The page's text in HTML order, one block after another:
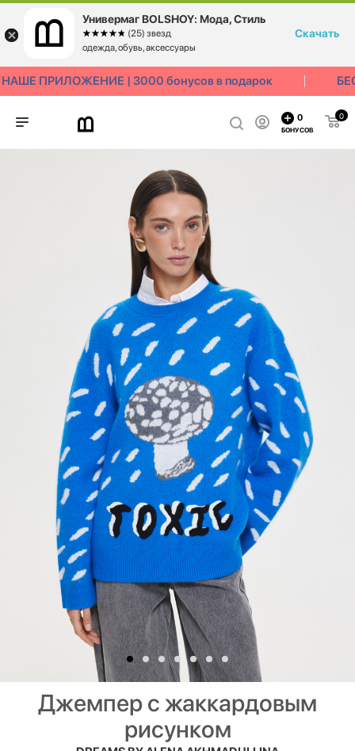
ПРИЛОЖЕНИЕ | 3000 бонусов в подарок
0
0
БОНУСОВ
Джемпер с жаккардовым
рисунком
Универмаг BOLSHOY: Мода, Стиль
☆☆☆☆☆
★★★★★ (25) звезд
одежда, обувь, аксессуары
Скачать